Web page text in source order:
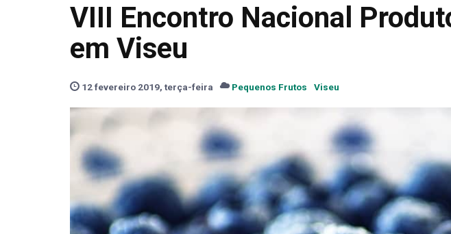
VIII Encontro Nacional
em Viseu
12 fevereiro 2019, terça-feira Pequenos Frutos Viseu